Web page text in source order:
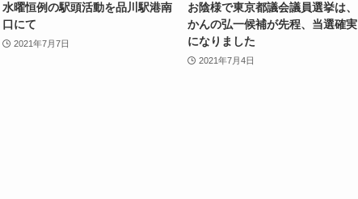
水曜恒例の駅頭活動を品川駅港南
口にて
2021年7月7日
お陰様で東京都議会議員選挙は、
かんの弘一候補が先程、当選確実
になりました
2021年7月4日